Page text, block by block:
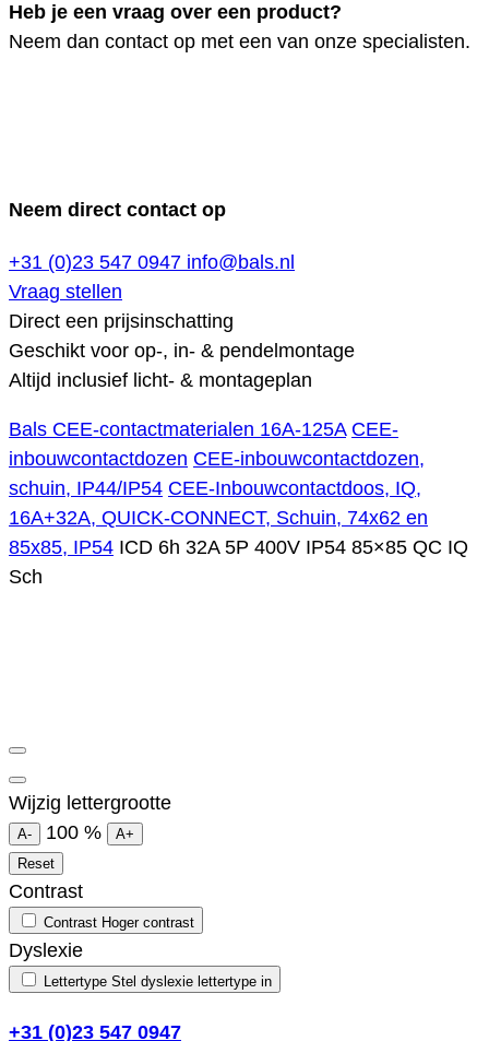
Heb je een vraag over een product?
Neem dan contact op met een van onze specialisten.
Neem direct contact op
+31 (0)23 547 0947 info@bals.nl
Vraag stellen
Direct een prijsinschatting
Geschikt voor op-, in- & pendelmontage
Altijd inclusief licht- & montageplan
Bals CEE-contactmaterialen 16A-125A CEE-
inbouwcontactdozen CEE-inbouwcontactdozen,
schuin, IP44/IP54 CEE-Inbouwcontactdoos, IQ,
16A+32A, QUICK-CONNECT, Schuin, 74x62 en
85x85, IP54 ICD 6h 32A 5P 400V IP54 85×85 QC IQ
Sch
Wijzig lettergrootte
A- 100 %
A+
Reset
Contrast
Contrast Hoger contrast
Dyslexie
Lettertype Stel dyslexie lettertype in
+31 (0)23 547 0947